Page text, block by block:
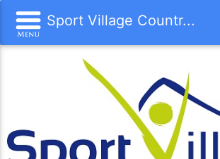
Sport Village Countr...